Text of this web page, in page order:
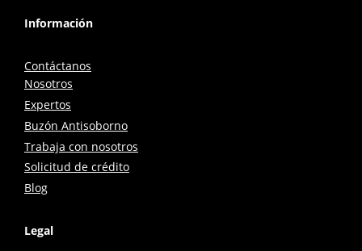
Información
Contáctanos
Nosotros
Expertos
Buzón Antisoborno
Trabaja con nosotros
Solicitud de crédito
Blog
Legal